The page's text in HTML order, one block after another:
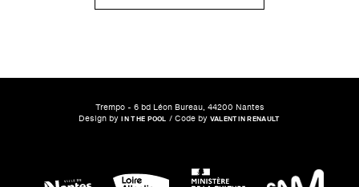
Trempo - 6 bd Léon Bureau, 44200 Nantes
Design byIN THE POOL / Code by VALENTIN RENAULT